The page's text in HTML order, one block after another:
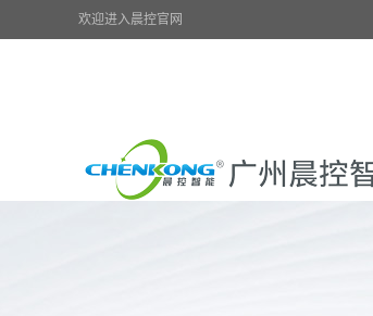
欢迎进入晨控官网